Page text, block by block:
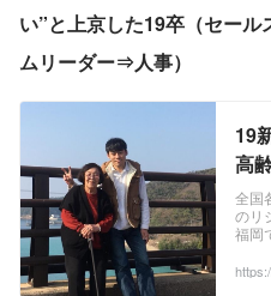
い”と上京した19卒（セー
ムリーダー⇒人事）
19
高
水
し"
し
さ
全国
のリ
福岡
プ」